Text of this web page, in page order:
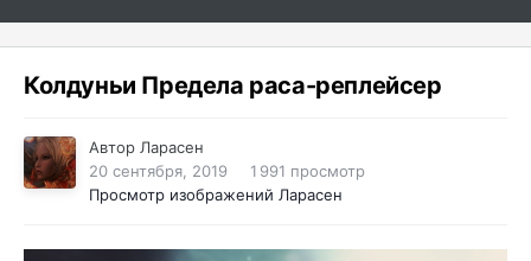
Колдуньи Предела раса-реплейсер
Автор Ларасен
20 сентября, 2019
1 991 просмотр
Просмотр изображений Ларасен